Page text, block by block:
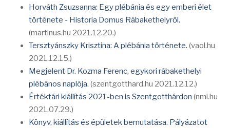
Horváth Zsuzsanna: Egy plébánia és egy emberi élet
története - Historia Domus Rábakethelyről.
(martinus.hu 2021.12.20.)
Tersztyánszky Krisztina: A plébánia története. (vaol.hu
2021.12.15.)
Megjelent Dr. Kozma Ferenc, egykori rábakethelyi
plébános naplója. (szentgotthard.hu 2021.12.12.)
Értéktári kiállítás 2021-ben is Szentgotthárdon (nmi.hu
2021.07.29.)
Könyv, kiállítás és épületek bemutatása. Pályázatot